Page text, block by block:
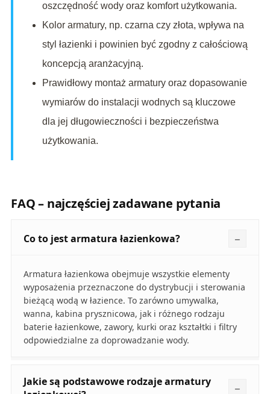
oszczędność wody oraz komfort użytkowania.
Kolor armatury, np. czarna czy złota, wpływa na
styl łazienki i powinien być zgodny z całościową
koncepcją aranżacyjną.
Prawidłowy montaż armatury oraz dopasowanie
wymiarów do instalacji wodnych są kluczowe
dla jej długowieczności i bezpieczeństwa
użytkowania.
FAQ – najczęściej zadawane pytania
Co to jest armatura łazienkowa?
Armatura łazienkowa obejmuje wszystkie elementy
wyposażenia przeznaczone do dystrybucji i sterowania
bieżącą wodą w łazience. To zarówno umywalka,
wanna, kabina prysznicowa, jak i różnego rodzaju
baterie łazienkowe, zawory, kurki oraz kształtki i filtry
odpowiedzialne za doprowadzanie wody.
Jakie są podstawowe rodzaje armatury